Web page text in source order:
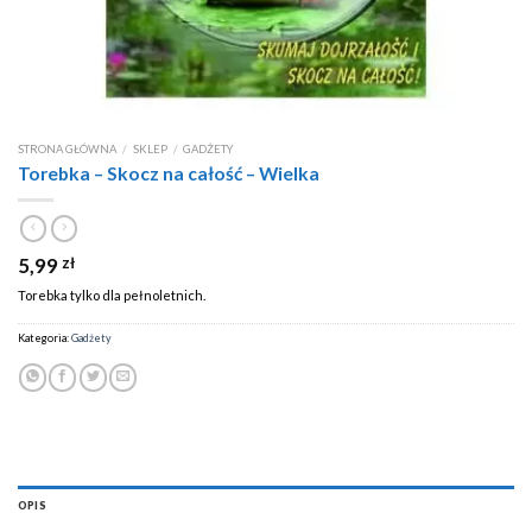
STRONA GŁÓWNA / SKLEP / GADŻETY
Torebka – Skocz na całość – Wielka
5,99 zł
Torebka tylko dla pełnoletnich.
Kategoria:Gadżety
OPIS